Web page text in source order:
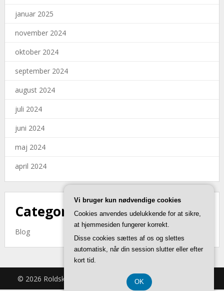
januar 2025
november 2024
oktober 2024
september 2024
august 2024
juli 2024
juni 2024
maj 2024
april 2024
Categories
Blog
© 2026 Roldskovmuseerne.dk | Theme by
Vi bruger kun nødvendige cookies
Cookies anvendes udelukkende for at sikre,
at hjemmesiden fungerer korrekt.
Disse cookies sættes af os og slettes
automatisk, når din session slutter eller efter
kort tid.
OK